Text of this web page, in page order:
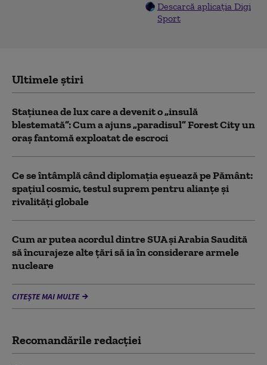
Descarcă aplicația Digi
Sport
Ultimele știri
Stațiunea de lux care a devenit o „insulă
blestemată”: Cum a ajuns „paradisul” Forest City un
oraș fantomă exploatat de escroci
Ce se întâmplă când diplomația eșuează pe Pământ:
spațiul cosmic, testul suprem pentru alianțe și
rivalități globale
Cum ar putea acordul dintre SUA și Arabia Saudită
să încurajeze alte țări să ia în considerare armele
nucleare
CITEȘTE MAI MULTE
Recomandările redacţiei